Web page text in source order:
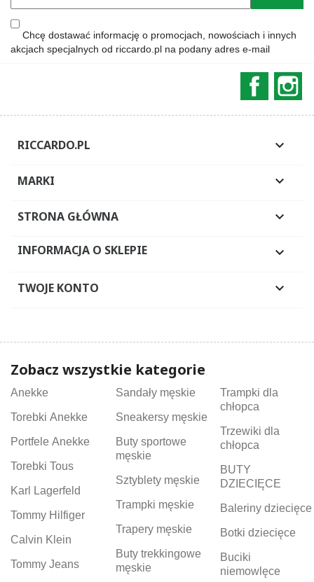
Chcę dostawać informację o promocjach, nowościach i innych
akcjach specjalnych od riccardo.pl na podany adres e-mail
RICCARDO.PL 
MARKI 
STRONA GŁÓWNA 
INFORMACJA O SKLEPIE 
TWOJE KONTO 
Zobacz wszystkie kategorie
Anekke
Torebki Anekke
Portfele Anekke
Torebki Tous
Karl Lagerfeld
Tommy Hilfiger
Calvin Klein
Tommy Jeans
Sandały męskie
Sneakersy męskie
Buty sportowe
męskie
Sztyblety męskie
Trampki męskie
Trapery męskie
Buty trekkingowe
męskie
Trampki dla
chłopca
Trzewiki dla
chłopca
BUTY
DZIECIĘCE
Baleriny dziecięce
Botki dziecięce
Buciki
niemowlęce